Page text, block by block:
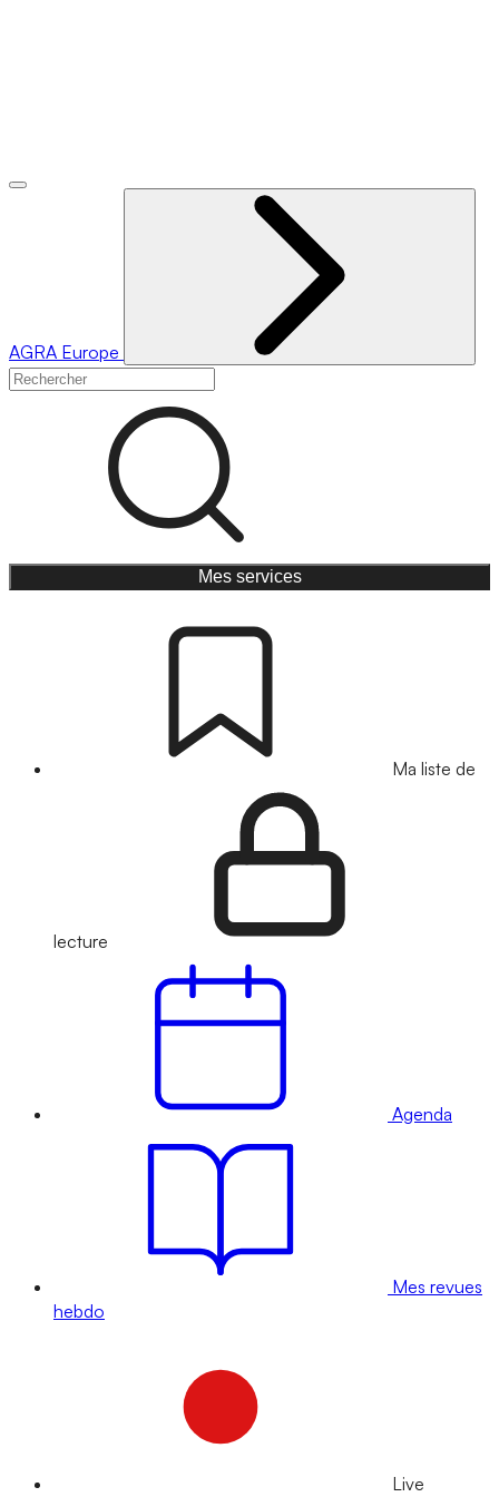
AGRA Europe
Mes services
Ma liste de
lecture
Agenda
Mes revues
hebdo
Live